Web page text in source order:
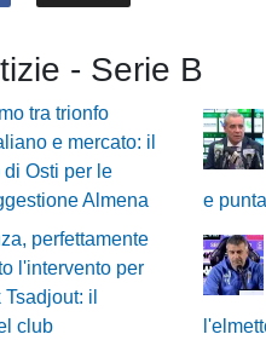
- Serie B
tra trionfo
e mercato: il
di Osti per le
Almena
e
perfettamente
l'intervento per
Tsadjout: il
club